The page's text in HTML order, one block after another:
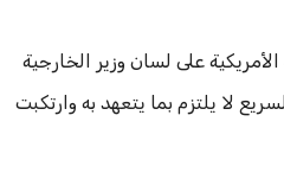
على لسان وزير الخارجية
لا يلتزم بما يتعهد به وارتكبت